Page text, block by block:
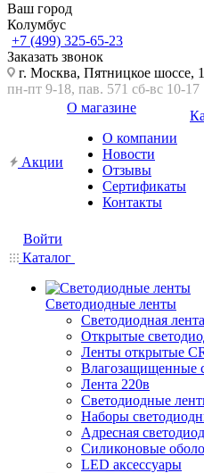
Ваш город
Колумбус
+7 (499) 325-65-23
Заказать звонок
г. Москва, Пятницкое шоссе,
пн-пт 9-18, пав. 571 сб-вс 10-17
Акции
О магазине
О компании
Новости
Отзывы
Сертификаты
Контакты
Войти
Каталог
Светодиодные ленты
Светодиодная
Открытые
Ленты открытые
Влагозащищенные
Лента 220в
Светодиодные
Наборы
Адресная
Силиконовые
LED аксессуары